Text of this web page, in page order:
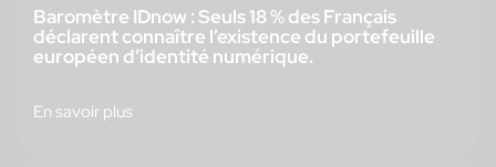
Baromètre IDnow : Seuls 18 % des Français
déclarent connaître l’existence du portefeuille
européen d’identité numérique.
En savoir plus